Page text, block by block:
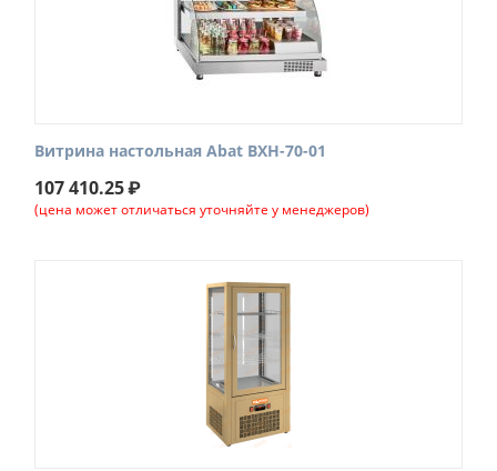
Витрина настольная Abat ВХН-70-01
107 410.25₽
(цена может отличаться уточняйте у менеджеров)